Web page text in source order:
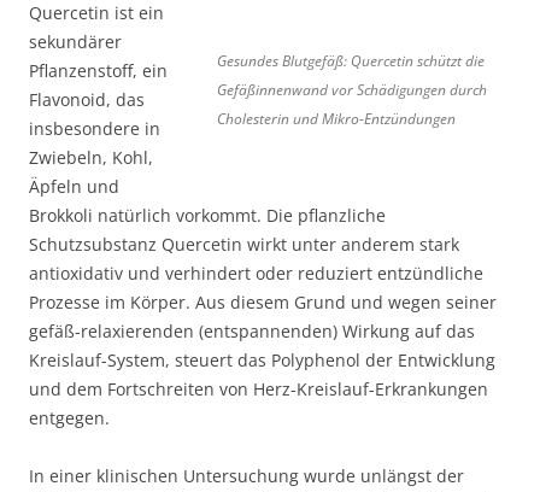
Gesundes Blutgefäß: Quercetin schützt die
Gefäßinnenwand vor Schädigungen durch
Cholesterin und Mikro-Entzündungen
Quercetin ist ein
sekundärer
Pflanzenstoff, ein
Flavonoid, das
insbesondere in
Zwiebeln, Kohl,
Äpfeln und
Brokkoli natürlich vorkommt. Die pflanzliche
Schutzsubstanz Quercetin wirkt unter anderem stark
antioxidativ und verhindert oder reduziert entzündliche
Prozesse im Körper. Aus diesem Grund und wegen seiner
gefäß-relaxierenden (entspannenden) Wirkung auf das
Kreislauf-System, steuert das Polyphenol der Entwicklung
und dem Fortschreiten von Herz-Kreislauf-Erkrankungen
entgegen.
In einer klinischen Untersuchung wurde unlängst der